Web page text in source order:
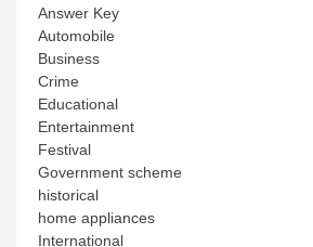
Answer Key
Automobile
Business
Crime
Educational
Entertainment
Festival
Government scheme
historical
home appliances
International